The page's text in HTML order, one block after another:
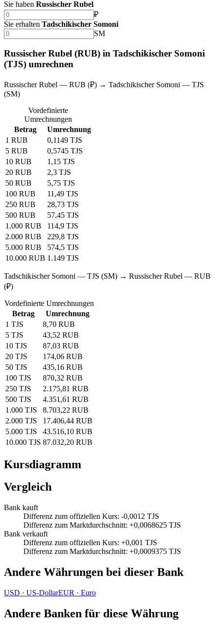
Sie haben Russischer Rubel
₽
Sie erhalten Tadschikischer Somoni
SM
Russischer Rubel (RUB) in Tadschikischer Somoni
(TJS) umrechnen
Russischer Rubel — RUB (₽) → Tadschikischer Somoni — TJS
(SM)
Vordefinierte
Umrechnungen
Betrag
Umrechnung
1 RUB
0,1149 TJS
5 RUB
0,5745 TJS
10 RUB
1,15 TJS
20 RUB
2,3 TJS
50 RUB
5,75 TJS
100 RUB
11,49 TJS
250 RUB
28,73 TJS
500 RUB
57,45 TJS
1.000 RUB
114,9 TJS
2.000 RUB
229,8 TJS
5.000 RUB
574,5 TJS
10.000 RUB 1.149 TJS
Tadschikischer Somoni — TJS (SM) → Russischer Rubel — RUB
(₽)
Vordefinierte Umrechnungen
Betrag
Umrechnung
1 TJS
8,70 RUB
5 TJS
43,52 RUB
10 TJS
87,03 RUB
20 TJS
174,06 RUB
50 TJS
435,16 RUB
100 TJS
870,32 RUB
250 TJS
2.175,81 RUB
500 TJS
4.351,61 RUB
1.000 TJS
8.703,22 RUB
2.000 TJS
17.406,44 RUB
5.000 TJS
43.516,10 RUB
10.000 TJS 87.032,20 RUB
Kursdiagramm
Vergleich
Bank kauft
Differenz zum offiziellen Kurs: -0,0012 TJS
Differenz zum Marktdurchschnitt: +0,0068625 TJS
Bank verkauft
Differenz zum offiziellen Kurs: +0,001 TJS
Differenz zum Marktdurchschnitt: +0,0009375 TJS
Andere Währungen bei dieser Bank
USD · US‑DollarEUR · Euro
Andere Banken für diese Währung